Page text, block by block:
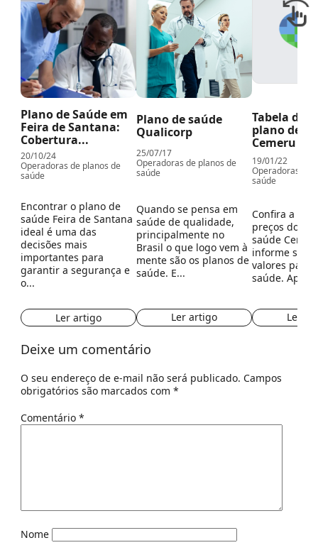
Plano de Saúde em
Feira de Santana:
Cobertura...
20/10/24
Operadoras de planos de
saúde
Encontrar o plano de
saúde Feira de Santana
ideal é uma das
decisões mais
importantes para
garantir a segurança e
o...
Ler artigo
Plano de saúde
Qualicorp
25/07/17
Operadoras de planos de
saúde
Quando se pensa em
saúde de qualidade,
principalmente no
Brasil o que logo vem à
mente são os planos de
saúde. E...
Ler artigo
Tabela de
plano de
Cemeru
19/01/22
Operadoras de
saúde
Confira a
preços do
saúde
informe
valores para
saúde.
Ler
Deixe um comentário
O seu endereço de e-mail não será publicado. Campos
obrigatórios são marcados com *
Comentário *
Nome